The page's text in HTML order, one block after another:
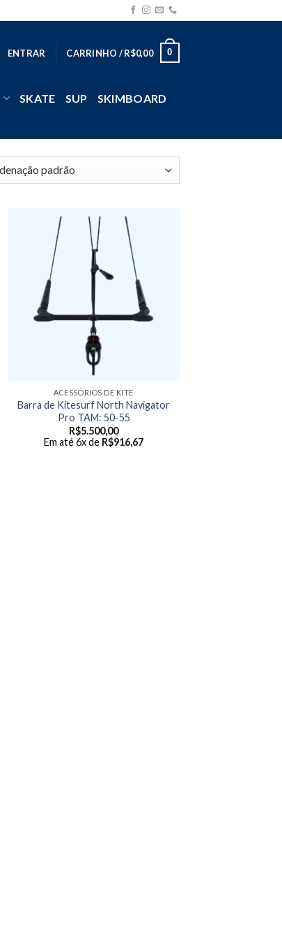
ENTRAR CARRINHO /R$0,00 0
SKATE SUP SKIMBOARD
ACESSÓRIOS DE KITE
Barra de Kitesurf North Navigator
Pro TAM: 50-55
R$5.500,00
Em até 6x de R$916,67